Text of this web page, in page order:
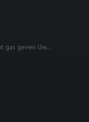
gas geven Uw...